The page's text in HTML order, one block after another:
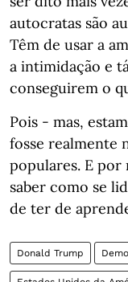
autocratas são
Têm de usar a
a intimidação e
conseguirem o
Pois - mas,
fosse realmente
populares. E por
saber como se
de ter de
Donald Trump